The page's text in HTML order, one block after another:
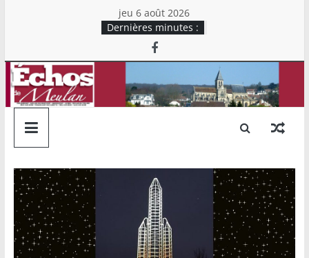
jeu 6 août 2026
Dernières minutes :
Echos
de
Meulan
Mensuel
chrétien
d'information
du
Secteur